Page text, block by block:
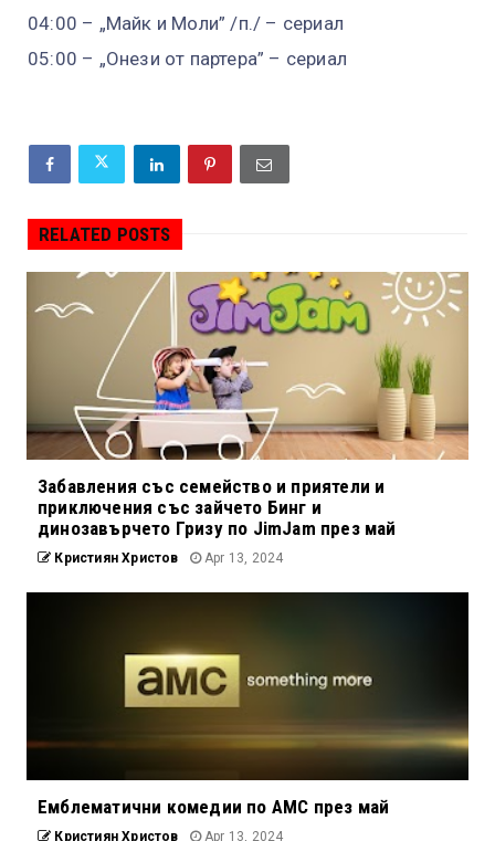
04:00 – „Майк и Моли” /п./ – сериал
05:00 – „Онези от партера” – сериал
RELATED POSTS
Забавления със семейство и приятели и
приключения със зайчето Бинг и
динозавърчето Гризу по JimJam през май
Кристиян Христов Apr 13, 2024
Емблематични комедии по AMC през май
Кристиян Христов Apr 13, 2024